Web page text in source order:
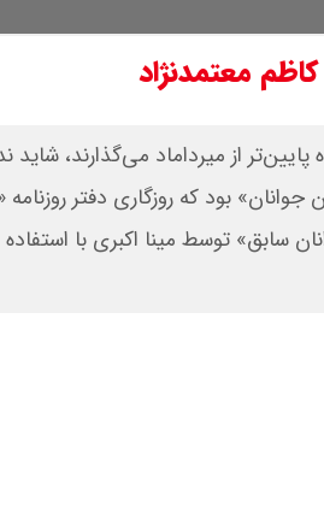
معتمد‌نژاد
از میرداماد می‌گذارند، شاید
بود که روزگاری دفتر
سابق» توسط مینا اکبری با